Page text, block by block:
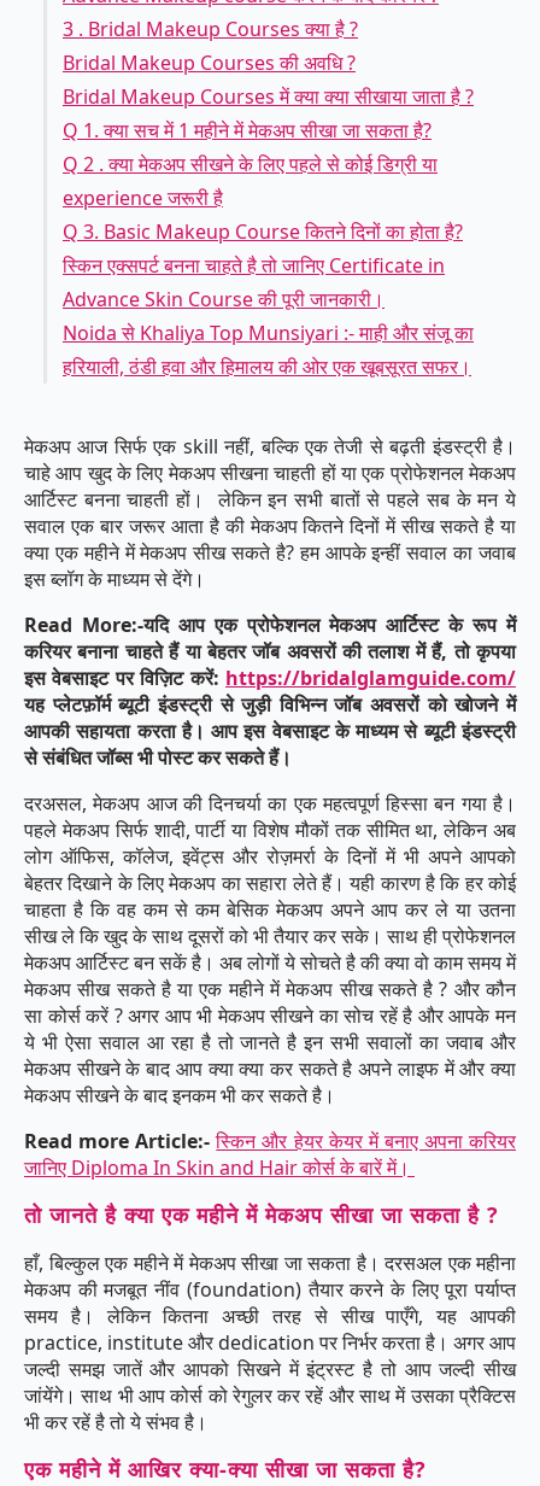
3 . Bridal Makeup Courses क्या है ?
Bridal Makeup Courses की अवधि ?
Bridal Makeup Courses में क्या क्या सीखाया जाता है ?
Q 1. क्या सच में 1 महीने में मेकअप सीखा जा सकता है?
Q 2 . क्या मेकअप सीखने के लिए पहले से कोई डिग्री या
experience जरूरी है
Q 3. Basic Makeup Course कितने दिनों का होता है?
स्किन एक्सपर्ट बनना चाहते है तो जानिए Certificate in
Advance Skin Course की पूरी जानकारी।
Noida से Khaliya Top Munsiyari :- माही और संजू का
हरियाली, ठंडी हवा और हिमालय की ओर एक खूबसूरत सफर।
मेकअप आज सिर्फ एक skill नहीं, बल्कि एक तेजी से बढ़ती इंडस्ट्री है।
चाहे आप खुद के लिए मेकअप सीखना चाहती हों या एक प्रोफेशनल मेकअप
आर्टिस्ट बनना चाहती हों। लेकिन इन सभी बातों से पहले सब के मन ये
सवाल एक बार जरूर आता है की मेकअप कितने दिनों में सीख सकते है या
क्या एक महीने में मेकअप सीख सकते है? हम आपके इन्हीं सवाल का जवाब
इस ब्लॉग के माध्यम से देंगे।
Read More:-यदि आप एक प्रोफेशनल मेकअप आर्टिस्ट के रूप में
करियर बनाना चाहते हैं या बेहतर जॉब अवसरों की तलाश में हैं, तो कृपया
इस वेबसाइट पर विज़िट करें: https://bridalglamguide.com/
यह प्लेटफ़ॉर्म ब्यूटी इंडस्ट्री से जुड़ी विभिन्न जॉब अवसरों को खोजने में
आपकी सहायता करता है। आप इस वेबसाइट के माध्यम से ब्यूटी इंडस्ट्री
से संबंधित जॉब्स भी पोस्ट कर सकते हैं।
दरअसल, मेकअप आज की दिनचर्या का एक महत्वपूर्ण हिस्सा बन गया है।
पहले मेकअप सिर्फ शादी, पार्टी या विशेष मौकों तक सीमित था, लेकिन अब
लोग ऑफिस, कॉलेज, इवेंट्स और रोज़मर्रा के दिनों में भी अपने आपको
बेहतर दिखाने के लिए मेकअप का सहारा लेते हैं। यही कारण है कि हर कोई
चाहता है कि वह कम से कम बेसिक मेकअप अपने आप कर ले या उतना
सीख ले कि खुद के साथ दूसरों को भी तैयार कर सके। साथ ही प्रोफेशनल
मेकअप आर्टिस्ट बन सकें है। अब लोगों ये सोचते है की क्या वो काम समय में
मेकअप सीख सकते है या एक महीने में मेकअप सीख सकते है ? और कौन
सा कोर्स करें ? अगर आप भी मेकअप सीखने का सोच रहें है और आपके मन
ये भी ऐसा सवाल आ रहा है तो जानते है इन सभी सवालों का जवाब और
मेकअप सीखने के बाद आप क्या क्या कर सकते है अपने लाइफ में और क्या
मेकअप सीखने के बाद इनकम भी कर सकते है।
Read more Article:-स्किन और हेयर केयर में बनाए अपना करियर
जानिए Diploma In Skin and Hair कोर्स के बारें में।
तो जानते है क्या एक महीने में मेकअप सीखा जा सकता है ?
हाँ, बिल्कुल एक महीने में मेकअप सीखा जा सकता है। दरसअल एक महीना
मेकअप की मजबूत नींव (foundation) तैयार करने के लिए पूरा पर्याप्त
समय है। लेकिन कितना अच्छी तरह से सीख पाएँगे, यह आपकी
practice, institute और dedication पर निर्भर करता है। अगर आप
जल्दी समझ जातें और आपको सिखने में इंट्रस्ट है तो आप जल्दी सीख
जांयेंगे। साथ भी आप कोर्स को रेगुलर कर रहें और साथ में उसका प्रैक्टिस
भी कर रहें है तो ये संभव है।
एक महीने में आखिर क्या-क्या सीखा जा सकता है?